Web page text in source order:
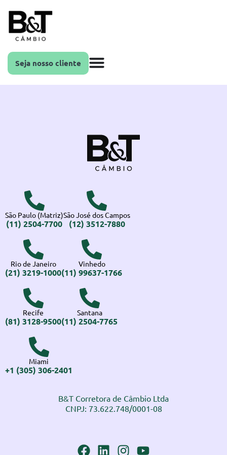
Seja nosso cliente
São Paulo (Matriz)
(11) 2504-7700
São José dos Campos
(12) 3512-7880
Rio de Janeiro
(21) 3219-1000
Vinhedo
(11) 99637-1766
Recife
(81) 3128-9500
Santana
(11) 2504-7765
Miami
+1 (305) 306-2401
B&T Corretora de Câmbio Ltda
CNPJ: 73.622.748/0001-08